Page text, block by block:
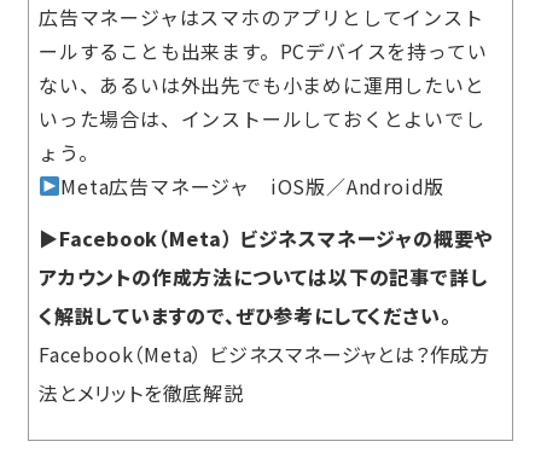
広告マネージャはスマホのアプリとしてインスト
ールすることも出来ます。PCデバイスを持ってい
ない、あるいは外出先でも小まめに運用したいと
いった場合は、インストールしておくとよいでし
ょう。
Meta広告マネージャ iOS版／Android版
▶Facebook（Meta） ビジネスマネージャの概要や
アカウントの作成方法については以下の記事で詳し
く解説していますので、ぜひ参考にしてください。
Facebook（Meta） ビジネスマネージャとは？作成方
法とメリットを徹底解説